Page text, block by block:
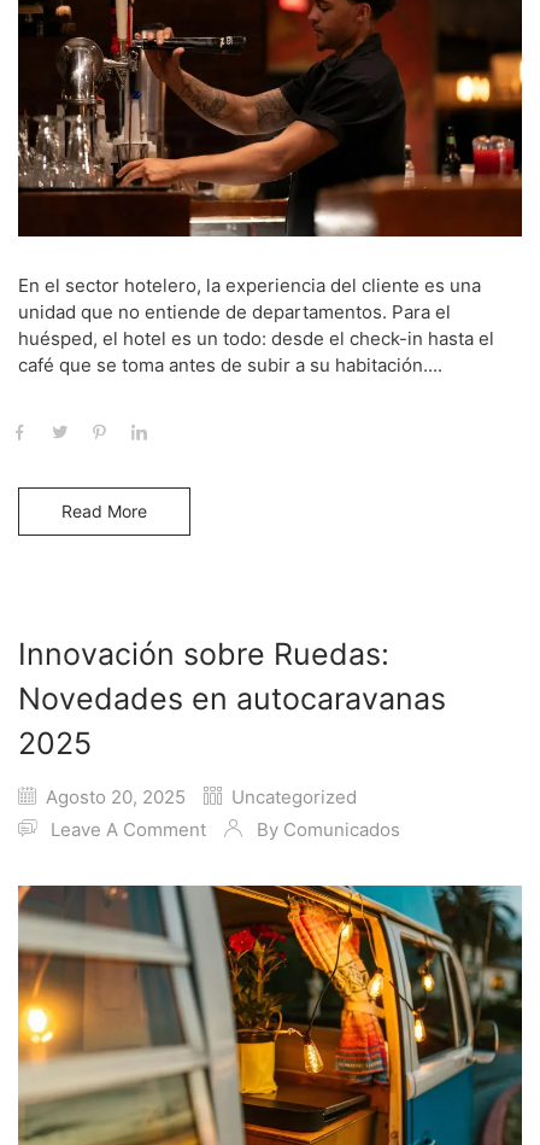
En el sector hotelero, la experiencia del cliente es una
unidad que no entiende de departamentos. Para el
huésped, el hotel es un todo: desde el check-in hasta el
café que se toma antes de subir a su habitación....
Read More
Innovación sobre Ruedas:
Novedades en autocaravanas
2025
Agosto 20, 2025
Uncategorized
Leave A Comment
By Comunicados